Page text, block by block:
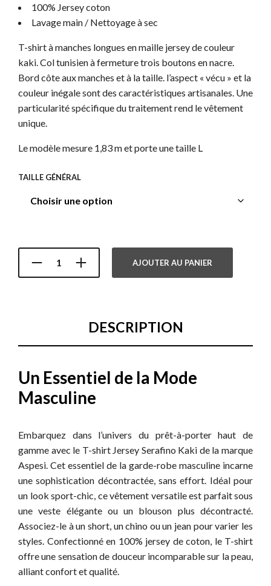
210,00 €.
125,00 €.
100% Jersey coton
Lavage main / Nettoyage à sec
T-shirt à manches longues en maille jersey de couleur
kaki. Col tunisien à fermeture trois boutons en nacre.
Bord côte aux manches et à la taille. l’aspect « vécu » et la
couleur inégale sont des caractéristiques artisanales. Une
particularité spécifique du traitement rend le vêtement
unique.
Le modèle mesure 1,83 m et porte une taille L
TAILLE GÉNÉRAL
AJOUTER AU PANIER
DESCRIPTION
Un Essentiel de la Mode
Masculine
Embarquez dans l’univers du prêt-à-porter haut de
gamme avec le T-shirt Jersey Serafino Kaki de la marque
Aspesi. Cet essentiel de la garde-robe masculine incarne
une sophistication décontractée, sans effort. Idéal pour
un look sport-chic, ce vêtement versatile est parfait sous
une veste élégante ou un blouson plus décontracté.
Associez-le à un short, un chino ou un jean pour varier les
styles. Confectionné en 100% jersey de coton, le T-shirt
offre une sensation de douceur incomparable sur la peau,
alliant confort et qualité.